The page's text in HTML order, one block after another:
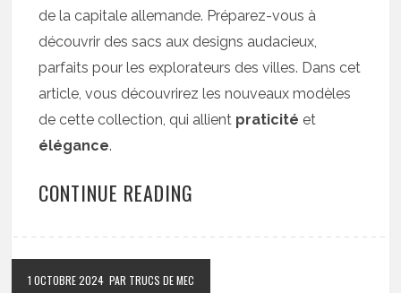
de la capitale allemande. Préparez-vous à
découvrir des sacs aux designs audacieux,
parfaits pour les explorateurs des villes. Dans cet
article, vous découvrirez les nouveaux modèles
de cette collection, qui allient praticité et
élégance.
CONTINUE READING
1 OCTOBRE 2024 PAR TRUCS DE MEC